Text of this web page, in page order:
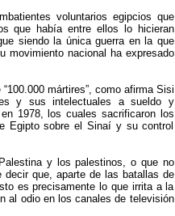
voluntarios egipcios que
que había entre ellos lo hicieran
siendo la única guerra en la que
movimiento nacional ha expresado
mártires”, como afirma Sisi
y sus intelectuales a sueldo y
1978, los cuales sacrificaron los
Egipto sobre el Sinaí y su control
y los palestinos, o que no
decir que, aparte de las batallas de
es precisamente lo que irrita a la
al odio en los canales de televisión